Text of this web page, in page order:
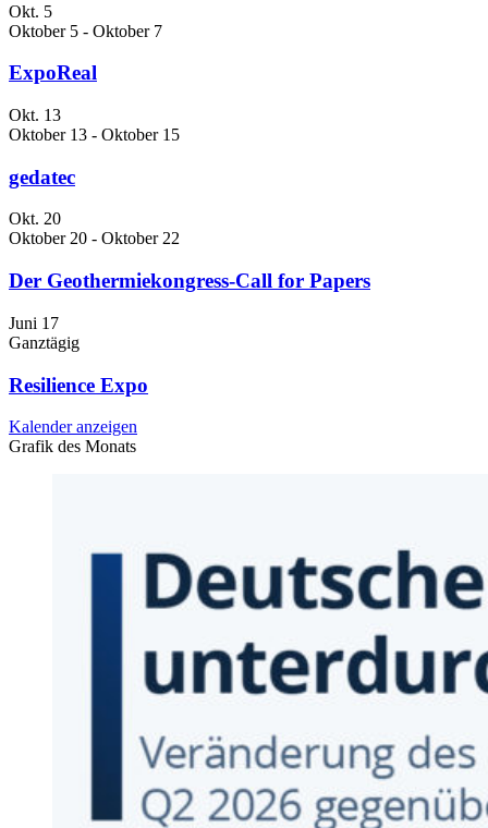
Okt. 5
Oktober 5 - Oktober 7
ExpoReal
Okt. 13
Oktober 13 - Oktober 15
gedatec
Okt. 20
Oktober 20 - Oktober 22
Der Geothermiekongress-Call for Papers
Juni 17
Ganztägig
Resilience Expo
Kalender anzeigen
Grafik des Monats